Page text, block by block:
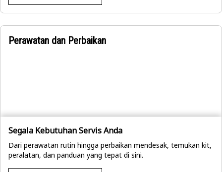
Perawatan dan Perbaikan
Segala Kebutuhan Servis Anda
Dari perawatan rutin hingga perbaikan mendesak, temukan kit,
peralatan, dan panduan yang tepat di sini.